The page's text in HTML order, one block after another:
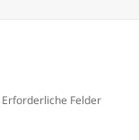
Erforderliche Felder